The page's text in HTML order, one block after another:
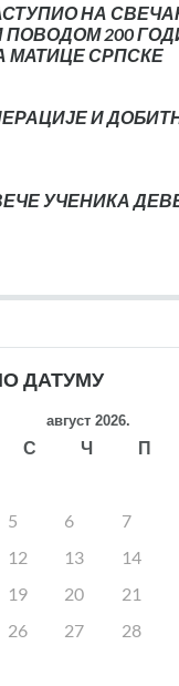
НА
200
МАТИЦЕ СРПСКЕ
И
УЧЕНИКА
ДАТУМУ
август 2026.
С Ч П
5 6 7
12 13 14
19 20 21
26 27 28